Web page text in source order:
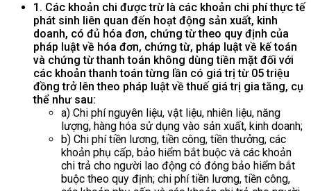
1. Các khoản chi được trừ là các khoản chi phí thực tế
phát sinh liên quan đến hoạt động sản xuất, kinh
doanh, có đủ hóa đơn, chứng từ theo quy định của
pháp luật về hóa đơn, chứng từ, pháp luật về kế toán
và chứng từ thanh toán không dùng tiền mặt đối với
các khoản thanh toán từng lần có giá trị từ 05 triệu
đồng trở lên theo pháp luật về thuế giá trị gia tăng, cụ
thể như sau:
a) Chi phí nguyên liệu, vật liệu, nhiên liệu, năng
lượng, hàng hóa sử dụng vào sản xuất, kinh doanh;
b) Chi phí tiền lương, tiền công, tiền thưởng, các
khoản phụ cấp, bảo hiểm bắt buộc và các khoản
chi trả cho người lao động có đóng bảo hiểm bắt
buộc theo quy định; chi phí tiền lương, tiền công,